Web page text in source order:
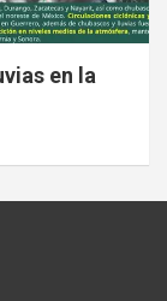
en la